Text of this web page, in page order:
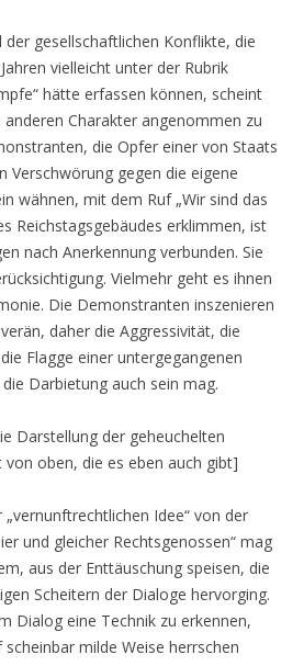
der gesellschaftlichen Konflikte, die
vielleicht unter der Rubrik
hätte erfassen können, scheint
Charakter angenommen zu
die Opfer einer von Staats
Verschwörung gegen die eigene
wähnen, mit dem Ruf „Wir sind das
Reichstagsgebäudes erklimmen, ist
nach Anerkennung verbunden. Sie
Vielmehr geht es ihnen
Die Demonstranten inszenieren
daher die Aggressivität, die
Flagge einer untergegangenen
Darbietung auch sein mag.
Darstellung der geheuchelten
oben, die es eben auch gibt]
„vernunftrechtlichen Idee“ von der
und gleicher Rechtsgenossen“ mag
aus der Enttäuschung speisen, die
Scheitern der Dialoge hervorging.
Dialog eine Technik zu erkennen,
milde Weise herrschen